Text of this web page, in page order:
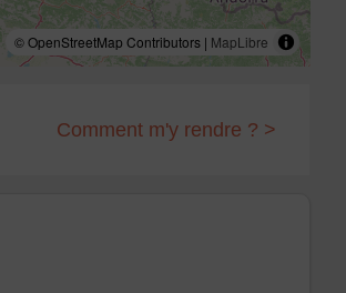
© OpenStreetMap Contributors | MapLibre
Comment m'y rendre ? >